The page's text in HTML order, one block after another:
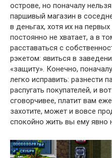
острове, но поначалу
паршивый магазин в
в деньгах, хотя их на
постоянно не хватает, а в
расставаться с
рэкетом: явиться в
«защиту». Конечно,
легко исправить: разнести
распугать покупателей, и
сговорчивее, платит вам
захотите, может и вовсе
спокойно жить вы ему явно